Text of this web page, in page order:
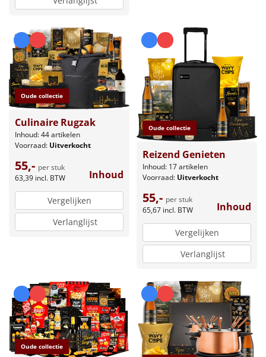
Oude collectie
Culinaire Rugzak
Inhoud: 44 artikelen
Voorraad: Uitverkocht
55,- per stuk
63,39 incl. BTW Inhoud
Vergelijken
Verlanglijst
Oude collectie
Reizend Genieten
Inhoud: 17 artikelen
Voorraad: Uitverkocht
55,- per stuk
65,67 incl. BTW Inhoud
Vergelijken
Verlanglijst
Oude collectie